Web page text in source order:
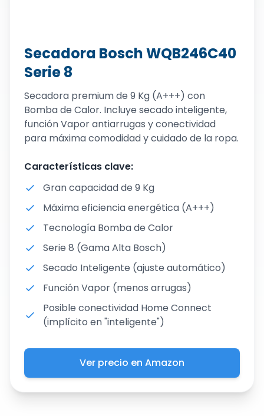
Secadora Bosch WQB246C40
Serie 8
Secadora premium de 9 Kg (A+++) con
Bomba de Calor. Incluye secado inteligente,
función Vapor antiarrugas y conectividad
para máxima comodidad y cuidado de la ropa.
Características clave:
Gran capacidad de 9 Kg
Máxima eficiencia energética (A+++)
Tecnología Bomba de Calor
Serie 8 (Gama Alta Bosch)
Secado Inteligente (ajuste automático)
Función Vapor (menos arrugas)
Posible conectividad Home Connect
(implícito en "inteligente")
Ver precio en Amazon